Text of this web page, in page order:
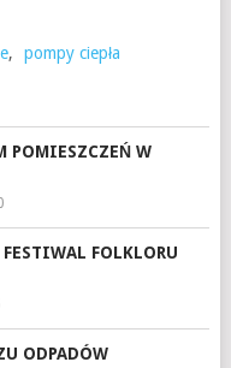
, pompy ciepła
POMIESZCZEŃ W
FOLKLORU
ODPADÓW